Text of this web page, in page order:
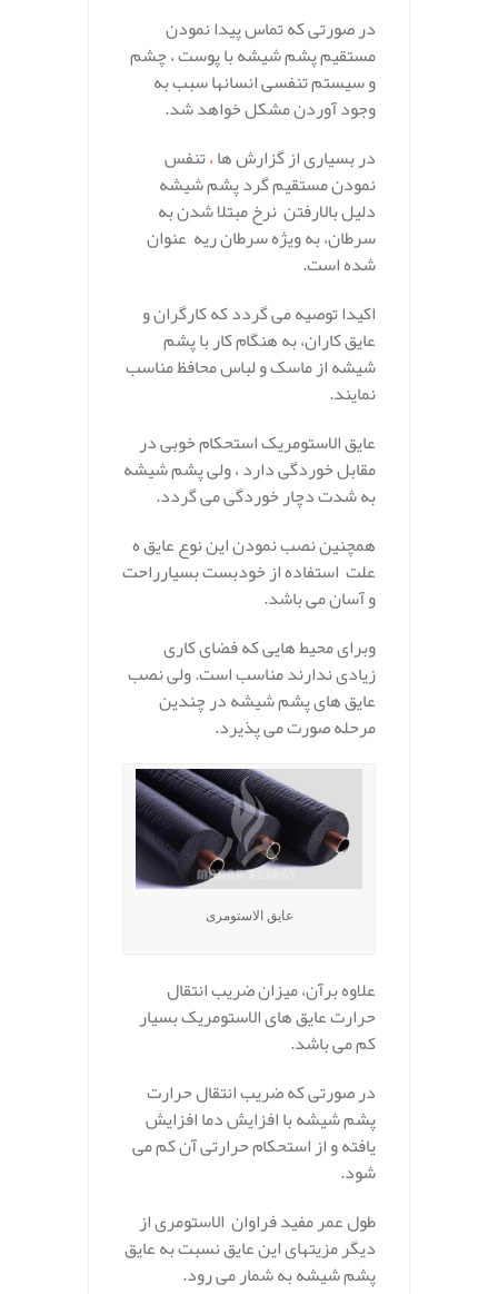
در صورتی که تماس پیدا نمودن
مستقیم پشم شیشه با پوست ، چشم
و سیستم تنفسی انسانها سبب به
وجود آوردن مشکل خواهد شد.
در بسیاری از گزارش ها،تنفس
نمودن مستقیم گرد پشم شیشه
دلیل بالارفتننرخ مبتلا شدن به
سرطان، به ویژه سرطان ریه عنوان
شده است.
اکیدا توصیه می گردد که کارگران و
عایق کاران، به هنگام کار با پشم
شیشه از ماسک و لباس محافظ مناسب
نمایند.
عایق الاستومریک استحکام خوبی در
مقابل خوردگی دارد ، ولی پشم شیشه
به شدت دچار خوردگی می گردد.
همچنین نصب نمودن این نوع عایق ه
علت استفاده از خودبست بسیارراحت
و آسان می باشد.
وبرای محیط هایی که فضای کاری
زیادی ندارند مناسب است. ولی نصب
عایق های پشم شیشه در چندین
مرحله صورت می پذیرد.
عایق الاستومری
علاوه برآن، میزان ضریب انتقال
حرارت عایق های الاستومریک بسیار
کم می باشد.
در صورتی که ضریب انتقال حرارت
پشم شیشه با افزایش دما افزایش
یافته و از استحکام حرارتی آن کم می
شود.
طول عمر مفید فراوان الاستومری از
دیگر مزیتهای این عایق نسبت به عایق
پشم شیشه به شمار می رود.